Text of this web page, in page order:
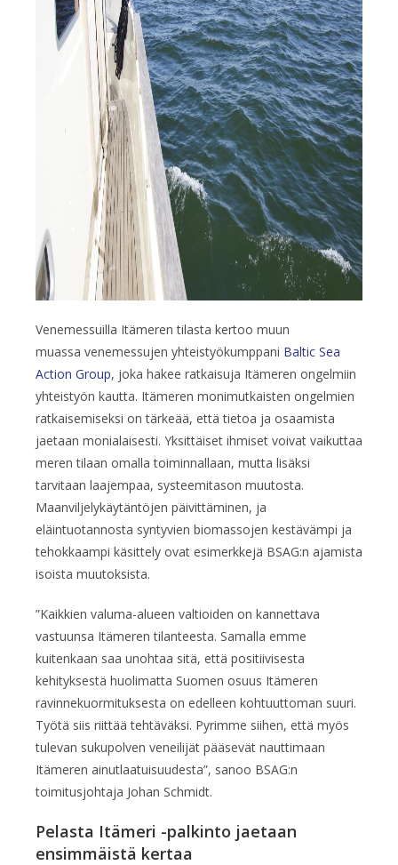
Venemessuilla Itämeren tilasta kertoo muun
muassa venemessujen yhteistyökumppani Baltic Sea
Action Group, joka hakee ratkaisuja Itämeren ongelmiin
yhteistyön kautta. Itämeren monimutkaisten ongelmien
ratkaisemiseksi on tärkeää, että tietoa ja osaamista
jaetaan monialaisesti. Yksittäiset ihmiset voivat vaikuttaa
meren tilaan omalla toiminnallaan, mutta lisäksi
tarvitaan laajempaa, systeemitason muutosta.
Maanviljelykäytäntöjen päivittäminen, ja
eläintuotannosta syntyvien biomassojen kestävämpi ja
tehokkaampi käsittely ovat esimerkkejä BSAG:n ajamista
isoista muutoksista.
”Kaikkien valuma-alueen valtioiden on kannettava
vastuunsa Itämeren tilanteesta. Samalla emme
kuitenkaan saa unohtaa sitä, että positiivisesta
kehityksestä huolimatta Suomen osuus Itämeren
ravinnekuormituksesta on edelleen kohtuuttoman suuri.
Työtä siis riittää tehtäväksi. Pyrimme siihen, että myös
tulevan sukupolven veneilijät pääsevät nauttimaan
Itämeren ainutlaatuisuudesta”, sanoo BSAG:n
toimitusjohtaja Johan Schmidt.
Pelasta Itämeri -palkinto jaetaan
ensimmäistä kertaa